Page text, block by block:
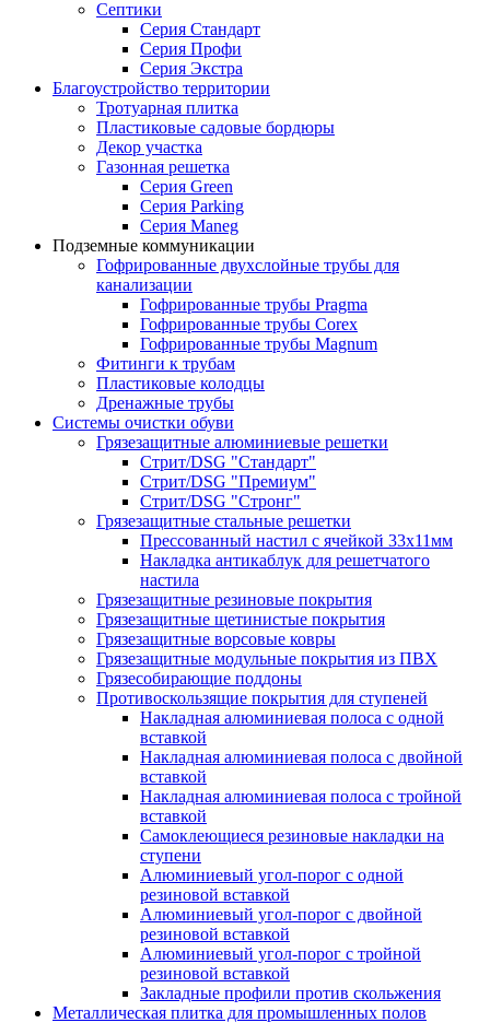
Септики
Серия Стандарт
Серия Профи
Серия Экстра
Благоустройство территории
Тротуарная плитка
Пластиковые садовые бордюры
Декор участка
Газонная решетка
Серия Green
Серия Parking
Серия Maneg
Подземные коммуникации
Гофрированные двухслойные трубы для
канализации
Гофрированные трубы Pragma
Гофрированные трубы Corex
Гофрированные трубы Magnum
Фитинги к трубам
Пластиковые колодцы
Дренажные трубы
Системы очистки обуви
Грязезащитные алюминиевые решетки
Стрит/DSG "Стандарт"
Стрит/DSG "Премиум"
Стрит/DSG "Стронг"
Грязезащитные стальные решетки
Прессованный настил с ячейкой 33х11мм
Накладка антикаблук для решетчатого
настила
Грязезащитные резиновые покрытия
Грязезащитные щетинистые покрытия
Грязезащитные ворсовые ковры
Грязезащитные модульные покрытия из ПВХ
Грязесобирающие поддоны
Противоскользящие покрытия для ступеней
Накладная алюминиевая полоса с одной
вставкой
Накладная алюминиевая полоса с двойной
вставкой
Накладная алюминиевая полоса с тройной
вставкой
Самоклеющиеся резиновые накладки на
ступени
Алюминиевый угол-порог с одной
резиновой вставкой
Алюминиевый угол-порог с двойной
резиновой вставкой
Алюминиевый угол-порог с тройной
резиновой вставкой
Закладные профили против скольжения
Металлическая плитка для промышленных полов